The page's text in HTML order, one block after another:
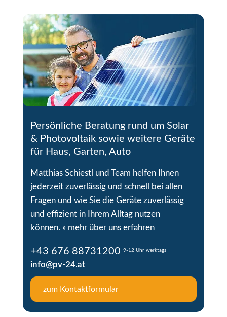
Persönliche Beratung rund um Solar
& Photovoltaik sowie weitere Geräte
für Haus, Garten, Auto
Matthias Schiestl und Team helfen Ihnen
jederzeit zuverlässig und schnell bei allen
Fragen und wie Sie die Geräte zuverlässig
und effizient in Ihrem Alltag nutzen
können. » mehr über uns erfahren
+43 676 88731200 9-12 Uhr werktags
info@pv-24.at
zum Kontaktformular